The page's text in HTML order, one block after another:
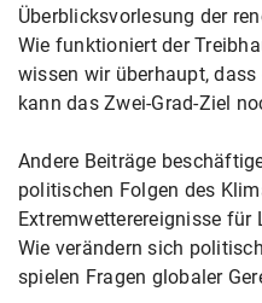
Überblicksvorlesung der
Wie funktioniert der
wissen wir überhaupt,
kann das Zwei-Grad-Ziel
Andere Beiträge
politischen Folgen des
Extremwetterereignisse
Wie verändern sich
spielen Fragen globaler